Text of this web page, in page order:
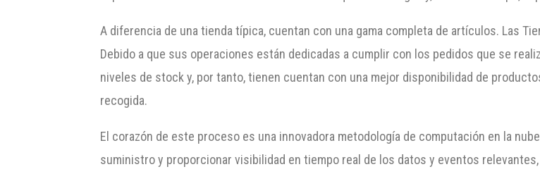
A diferencia de una tienda típica, cuentan con una gama completa de artículos. Las
Debido a que sus operaciones están dedicadas a cumplir con los pedidos que se
niveles de stock y, por tanto, tienen cuentan con una mejor disponibilidad de
recogida.
El corazón de este proceso es una innovadora metodología de computación en la
suministro y proporcionar visibilidad en tiempo real de los datos y eventos